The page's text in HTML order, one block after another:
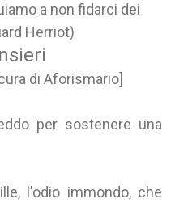
a non fidarci dei
Herriot)
di Aforismario]
per sostenere una
l'odio immondo, che